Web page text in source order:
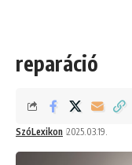
reparáció
SzóLexikon 2025.03.19.